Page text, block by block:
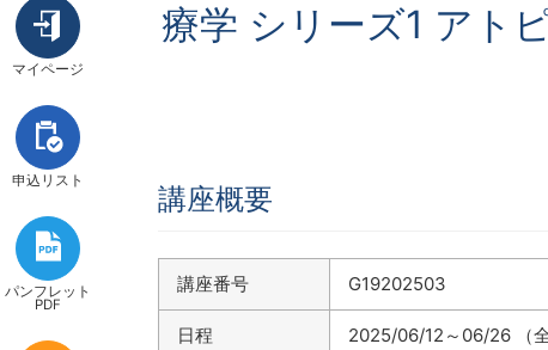
マイページ
申込リスト
パンフレット
PDF
療学 シリーズ1 アト
講座概要
講座番号 G19202503
日程 2025/06/12～06/26 （全